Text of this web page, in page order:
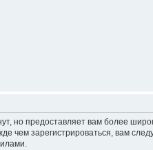
но предоставляет вам более
чем зарегистрироваться, вам